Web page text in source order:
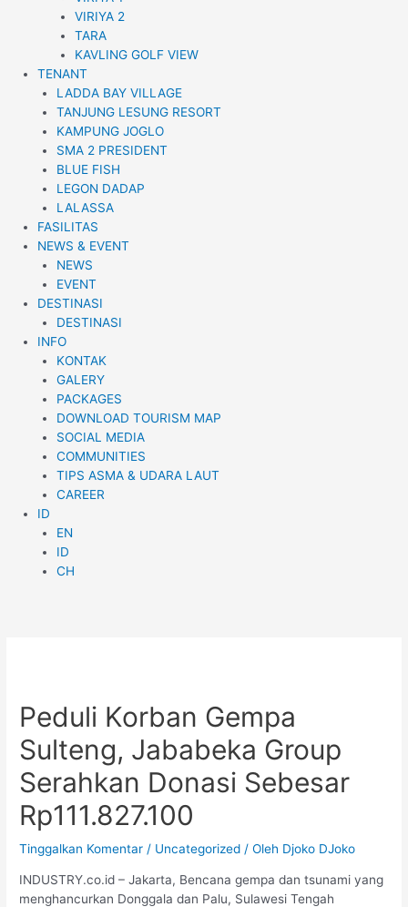
VIRIYA 2
TARA
KAVLING GOLF VIEW
TENANT
LADDA BAY VILLAGE
TANJUNG LESUNG RESORT
KAMPUNG JOGLO
SMA 2 PRESIDENT
BLUE FISH
LEGON DADAP
LALASSA
FASILITAS
NEWS & EVENT
NEWS
EVENT
DESTINASI
DESTINASI
INFO
KONTAK
GALERY
PACKAGES
DOWNLOAD TOURISM MAP
SOCIAL MEDIA
COMMUNITIES
TIPS ASMA & UDARA LAUT
CAREER
ID
EN
ID
CH
Peduli Korban Gempa
Sulteng, Jababeka Group
Serahkan Donasi Sebesar
Rp111.827.100
Tinggalkan Komentar / Uncategorized / Oleh Djoko DJoko
INDUSTRY.co.id – Jakarta, Bencana gempa dan tsunami yang
menghancurkan Donggala dan Palu, Sulawesi Tengah